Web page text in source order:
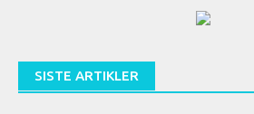
SISTE ARTIKLER